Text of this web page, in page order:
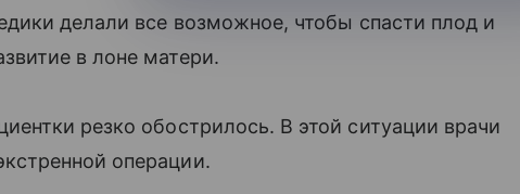
делали все возможное, чтобы спасти плод и
в лоне матери.
резко обострилось. В этой ситуации врачи
операции.